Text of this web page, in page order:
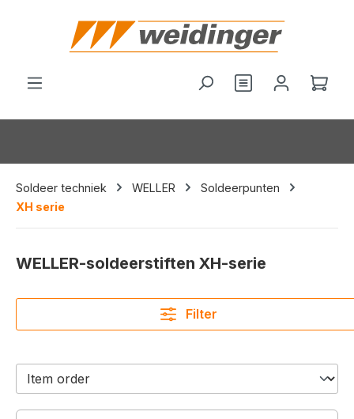
Je hebt 0 items
Soldeer techniek WELLER
Soldeerpunten
XH serie
WELLER-soldeerstiften XH-serie
Filter